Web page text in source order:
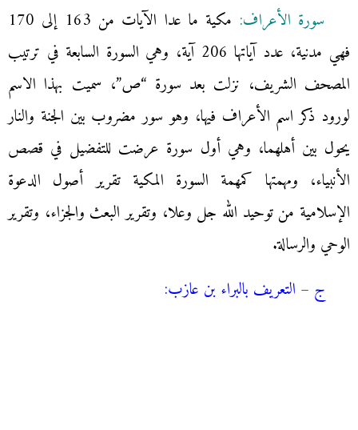
سورة الأعراف:
مكية ما عدا الآيات من 163 إلى 170
فهي مدنية، عدد آياتها 206 آية، وهي السورة السابعة في ترتيب
المصحف الشريف، نزلت بعد سورة “ص”، سميت بهذا الاسم
لورود ذكر اسم الأعراف فيها، وهو سور مضروب بين الجنة والنار
يحول بين أهلهما، وهي أول سورة عرضت للتفضيل في قصص
الأنبياء، ومهمتها كمهمة السورة المكية تقرير أصول الدعوة
الإسلامية من توحيد الله جل وعلا، وتقرير البعث والجزاء، وتقرير
الوحي والرسالة.
ج – التعريف بالبراء بن عازب: